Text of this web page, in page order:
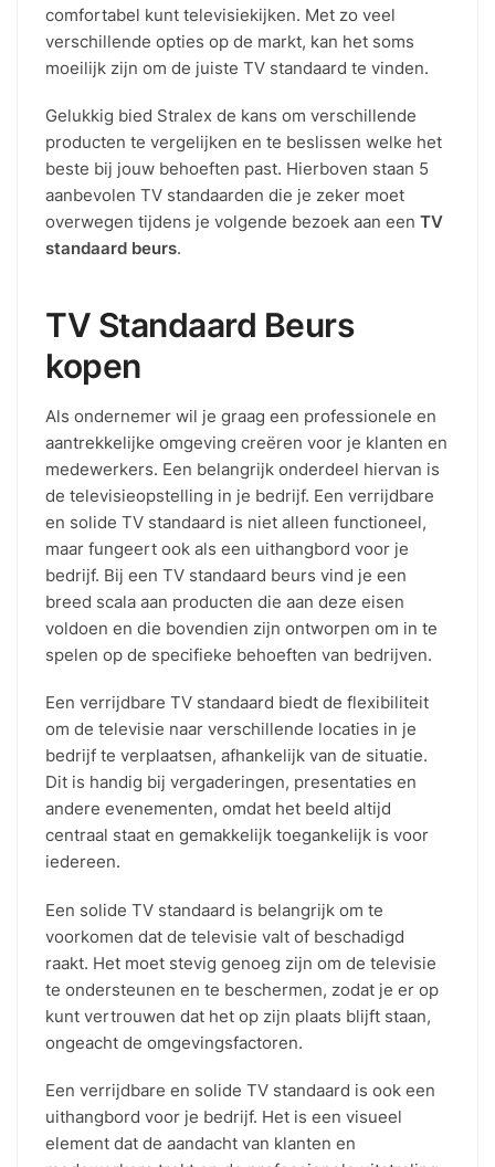
comfortabel kunt televisiekijken. Met zo veel
verschillende opties op de markt, kan het soms
moeilijk zijn om de juiste TV standaard te vinden.
Gelukkig bied Stralex de kans om verschillende
producten te vergelijken en te beslissen welke het
beste bij jouw behoeften past. Hierboven staan 5
aanbevolen TV standaarden die je zeker moet
overwegen tijdens je volgende bezoek aan een TV
standaard beurs.
TV Standaard Beurs
kopen
Als ondernemer wil je graag een professionele en
aantrekkelijke omgeving creëren voor je klanten en
medewerkers. Een belangrijk onderdeel hiervan is
de televisieopstelling in je bedrijf. Een verrijdbare
en solide TV standaard is niet alleen functioneel,
maar fungeert ook als een uithangbord voor je
bedrijf. Bij een TV standaard beurs vind je een
breed scala aan producten die aan deze eisen
voldoen en die bovendien zijn ontworpen om in te
spelen op de specifieke behoeften van bedrijven.
Een verrijdbare TV standaard biedt de flexibiliteit
om de televisie naar verschillende locaties in je
bedrijf te verplaatsen, afhankelijk van de situatie.
Dit is handig bij vergaderingen, presentaties en
andere evenementen, omdat het beeld altijd
centraal staat en gemakkelijk toegankelijk is voor
iedereen.
Een solide TV standaard is belangrijk om te
voorkomen dat de televisie valt of beschadigd
raakt. Het moet stevig genoeg zijn om de televisie
te ondersteunen en te beschermen, zodat je er op
kunt vertrouwen dat het op zijn plaats blijft staan,
ongeacht de omgevingsfactoren.
Een verrijdbare en solide TV standaard is ook een
uithangbord voor je bedrijf. Het is een visueel
element dat de aandacht van klanten en